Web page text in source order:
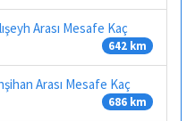
Arası Mesafe Kaç
642 km
Arası Mesafe Kaç
686 km